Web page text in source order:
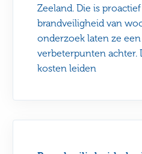
Zeeland. Die is
brandveiligheid van
onderzoek laten ze
verbeterpunten achter.
kosten leiden